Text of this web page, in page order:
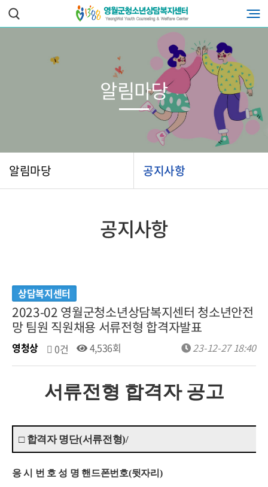
알림마당 공지사항
알림마당
공지사항
상담복지센터
2023-02 영월군청소년상담복지센터 청소년안전
망 팀원 직원채용 서류전형 합격자발표
영청상 0건 4,536회 23-12-27 18:40
서류전형 합격자 공고
□ 합격자 명단(서류전형)/
응 시 번 호 성 명 핸드폰번호(뒷자리 )